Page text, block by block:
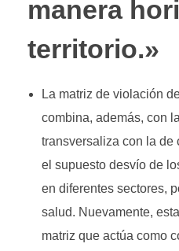
manera
territorio.»
La matriz de violación
combina, además, con
transversaliza con la de
el supuesto desvío de
en diferentes sectores,
salud. Nuevamente,
matriz que actúa como